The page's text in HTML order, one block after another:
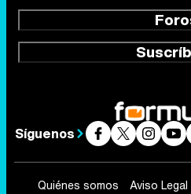
Síguenos
Quiénes somos Aviso Legal